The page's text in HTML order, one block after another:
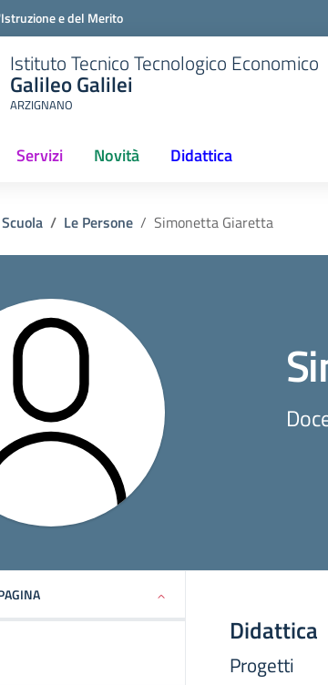
e del Merito
Istituto Tecnico Tecnologico Economico
Galileo Galilei
ARZIGNANO
Servizi Novità Didattica
Scuola Le Persone Simonetta Giaretta
Didattica
Progetti